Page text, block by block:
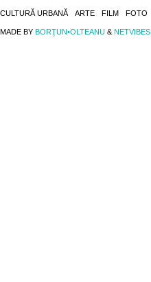
CULTURĂ URBANĂ ARTE FILM FOTO
MADE BY BORŢUN•OLTEANU & NETVIBES